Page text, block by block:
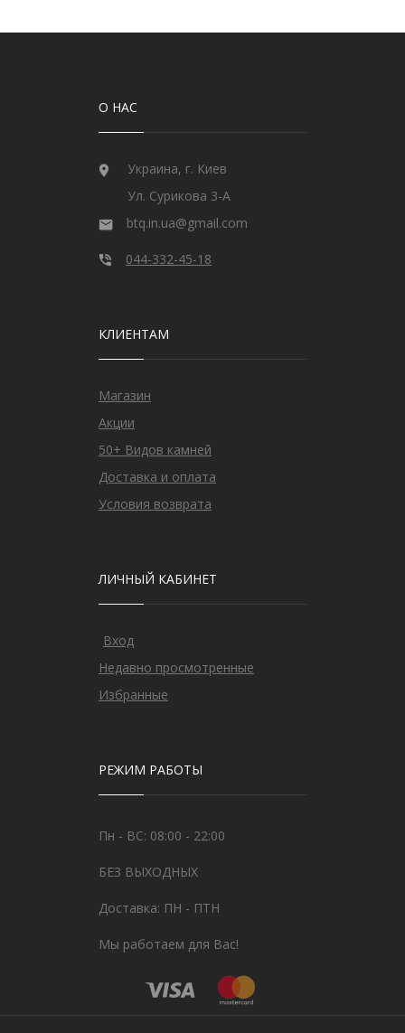
О НАС
Украина, г. Киев
Ул. Сурикова 3-А
btq.in.ua@gmail.com
044-332-45-18
КЛИЕНТАМ
Магазин
Акции
50+ Видов камней
Доставка и оплата
Условия возврата
ЛИЧНЫЙ КАБИНЕТ
Вход
Недавно просмотренные
Избранные
РЕЖИМ РАБОТЫ
Пн - ВС: 08:00 - 22:00
БЕЗ ВЫХОДНЫХ
Доставка: ПН - ПТН
Мы работаем для Вас!